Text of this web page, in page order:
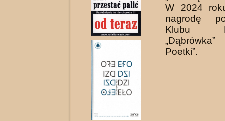
W 2024
nagrodę
Klubu
Poetki”.